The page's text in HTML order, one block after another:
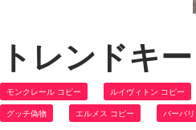
トレンドキ
モンクレール コピー ルイヴィトン コピー
グッチ偽物 エルメス コピー バーバ